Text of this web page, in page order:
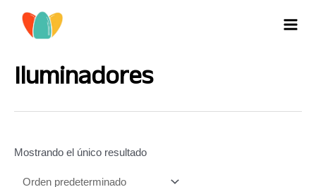
Iluminadores
Mostrando el único resultado